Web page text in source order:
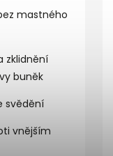
mastného
zklidnění
buněk
svědění
vnějším